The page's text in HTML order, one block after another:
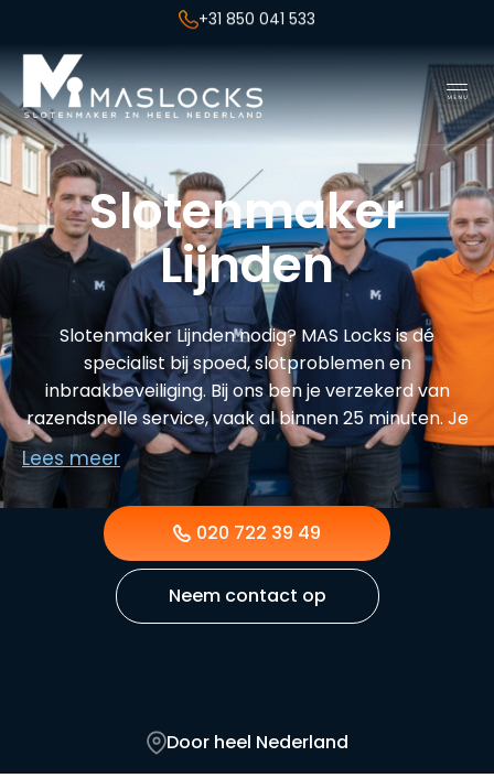
+31 850 041 533
Slotenmaker
Lijnden
Slotenmaker Lijnden nodig? MAS Locks is dé
specialist bij spoed, slotproblemen en
inbraakbeveiliging. Bij ons ben je verzekerd van
razendsnelle service, vaak al binnen 25 minuten. Je
krijgt altijd vooraf een prijsopgave, zodat je nooit
voor verrassingen komt te staan. Wij zijn24/7
bereikbaarvoor noodgevallen, maar ook
beschikbaar voor advies, onderhoud en preventie.
Lees meer
020 722 39 49
Neem contact op
Door heel Nederland